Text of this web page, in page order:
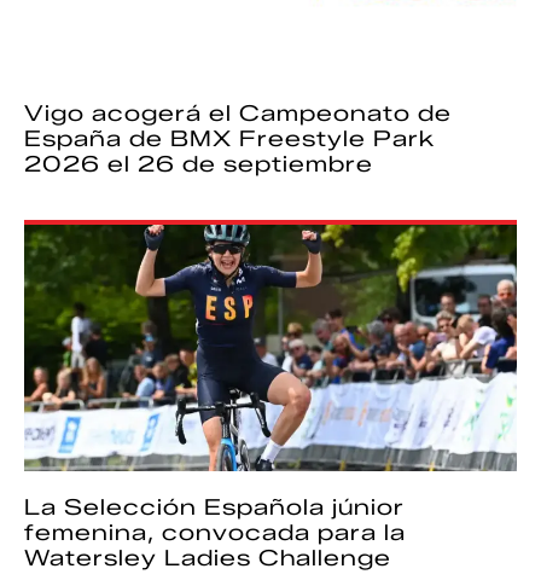
Vigo acogerá el Campeonato de
España de BMX Freestyle Park
2026 el 26 de septiembre
La Selección Española júnior
femenina, convocada para la
Watersley Ladies Challenge